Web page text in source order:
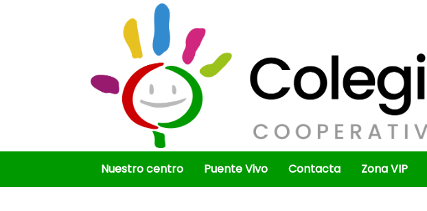
Nuestro centro Puente Vivo Contacta Zona VIP